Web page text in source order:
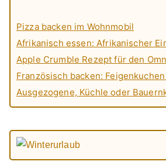
Pizza backen im Wohnmobil
Afrikanisch essen: Afrikanischer
Apple Crumble Rezept für den
Französisch backen:
Ausgezogene, Küchle oder